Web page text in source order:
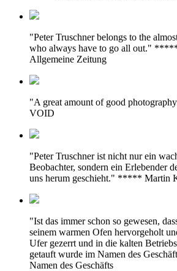
"Peter Truschner belongs to the
who always have to go all out."
Allgemeine Zeitung
"A great amount of good
VOID
"Peter Truschner ist nicht nur ein
Beobachter, sondern ein Erlebender
uns herum geschieht." ***** Martin
"Ist das immer schon so gewesen,
seinem warmen Ofen hervorgeholt
Ufer gezerrt und in die kalten
getauft wurde im Namen des
Namen des Geschäfts